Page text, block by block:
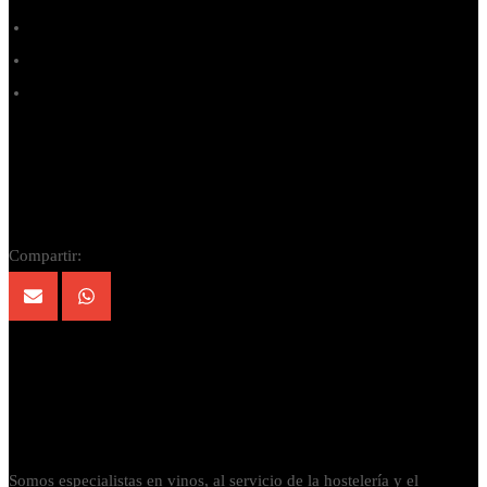
Compartir:
Somos especialistas en vinos, al servicio de la hostelería y el